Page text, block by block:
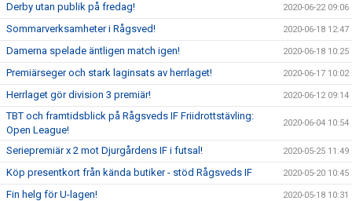
Derby utan publik på fredag! 2020-06-22 09:06
Sommarverksamheter i Rågsved! 2020-06-18 12:47
Damerna spelade äntligen match igen! 2020-06-18 10:25
Premiärseger och stark laginsats av herrlaget! 2020-06-17 10:02
Herrlaget gör division 3 premiär! 2020-06-12 09:14
TBT och framtidsblick på Rågsveds IF Friidrottstävling:
Open League!
2020-06-04 10:54
Seriepremiär x 2 mot Djurgårdens IF i futsal! 2020-05-25 11:49
Köp presentkort från kända butiker - stöd Rågsveds IF 2020-05-20 10:45
Fin helg för U-lagen! 2020-05-18 10:31